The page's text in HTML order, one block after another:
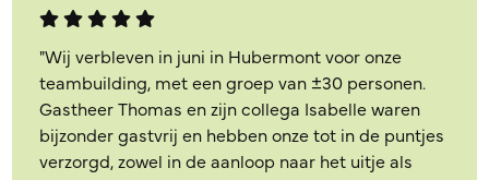
"Wij verbleven in juni in Hubermont voor onze
teambuilding, met een groep van ±30 personen.
Gastheer Thomas en zijn collega Isabelle waren
bijzonder gastvrij en hebben onze tot in de puntjes
verzorgd, zowel in de aanloop naar het uitje als